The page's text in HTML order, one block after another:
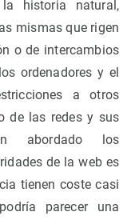
historia natural,
mismas que rigen
o de intercambios
ordenadores y el
a otros
de las redes y sus
abordado los
de la web es
tienen coste casi
parecer una